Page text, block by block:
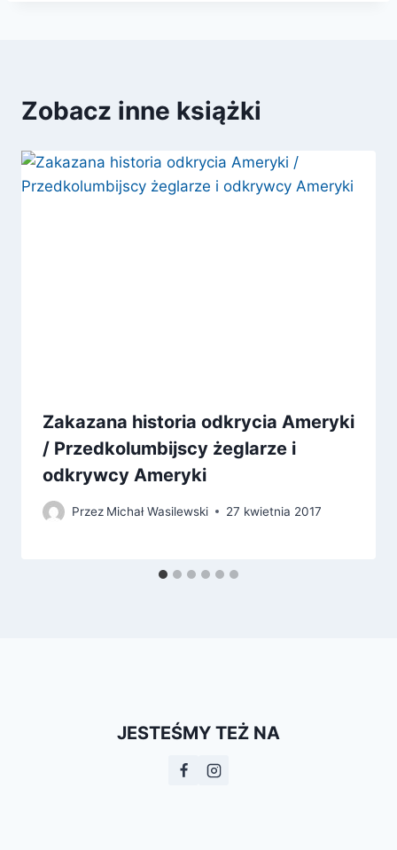
Zobacz inne książki
Zakazana historia odkrycia Ameryki
/ Przedkolumbijscy żeglarze i
odkrywcy Ameryki
Przez Michał Wasilewski 27 kwietnia 2017
JESTEŚMY TEŻ NA